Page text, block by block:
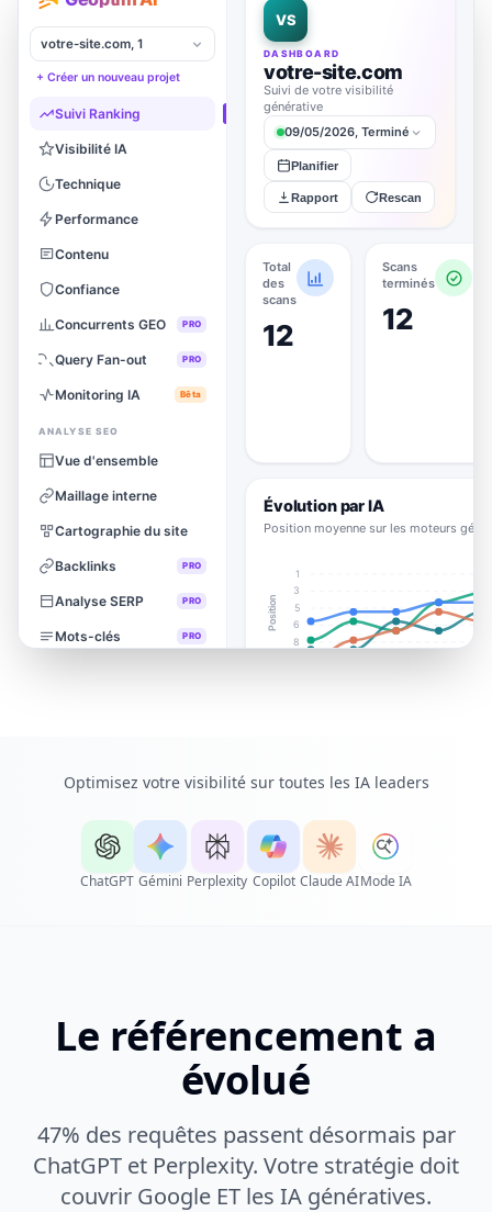
Optimisez votre visibilité sur toutes les IA leaders
ChatGPT Gémini Perplexity Copilot Claude AIMode IA
Le référencement a
évolué
47% des requêtes passent désormais par
ChatGPT et Perplexity. Votre stratégie doit
couvrir Google ET les IA génératives.